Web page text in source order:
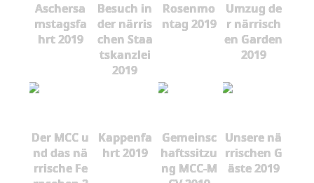
Aschersa
mstagsfa
hrt 2019
Besuch in
der närris
chen Staa
tskanzlei
2019
Rosenmo
ntag 2019
Umzug de
r närrisch
en Garden
2019
Der MCC u
nd das nä
rrische Fe
Kappenfa
hrt 2019
Gemeinsc
haftssitzu
ng MCC-M
Unsere nä
rrischen G
äste 2019